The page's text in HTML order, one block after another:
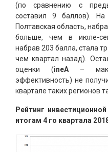
(по сравнению с
составил 9 баллов).
Полтавская область,
больше, чем в июле-
набрав 203 балла, стала
чем квартал назад).
оценки (ineА –
эффективность) не
квартале таких регионов
Рейтинг
итогам 4 го квартала